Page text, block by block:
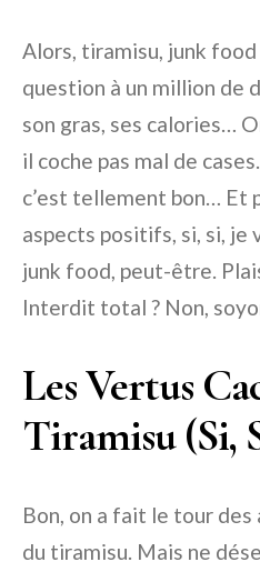
Alors, tiramisu, junk food
question à un million de
son gras, ses calories…
il coche pas mal de
c’est tellement bon… Et
aspects positifs, si, si, je
junk food, peut-être.
Interdit total ? Non,
Les Vertus
Tiramisu (Si,
Bon, on a fait le tour
du tiramisu. Mais ne